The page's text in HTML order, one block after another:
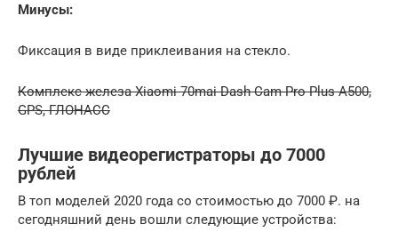
Минусы:
Фиксация в виде приклеивания на стекло.
Комплекс железа Xiaomi 70mai Dash Cam Pro Plus A500,
GPS, ГЛОНАСС
Лучшие видеорегистраторы до 7000
рублей
В топ моделей 2020 года со стоимостью до 7000 ₽. на
сегодняшний день вошли следующие устройства: